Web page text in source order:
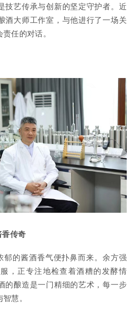
技艺传承与创新的坚定守护者。近
酒大师工作室，与他进行了一场关
任的对话。
传奇
郁的酱酒香气便扑鼻而来。余方强
，正专注地检查着酒糟的发酵情
的酿造是一门精细的艺术，每一步
慧。